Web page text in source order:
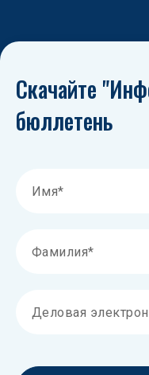
Скачайте
бюллетень